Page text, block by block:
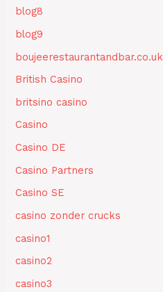
blog8
blog9
boujeerestaurantandbar.co.uk
British Casino
britsino casino
Casino
Casino DE
Casino Partners
Casino SE
casino zonder crucks
casino1
casino2
casino3